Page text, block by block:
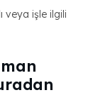
veya işle ilgili